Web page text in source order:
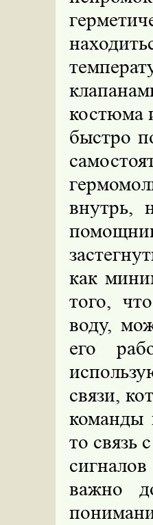
костюма
быстро
внутрь,
как
того,
воду,
его
связи,
команды
то связь
важно